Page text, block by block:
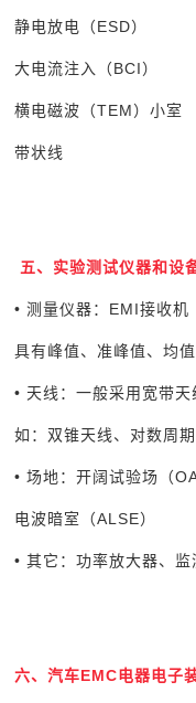
静电放电（ESD）
大电流注入（BCI）
横电磁波（TEM）小室
带状线
五、实验测试仪器和设
• 测量仪器：EMI接收机
具有峰值、准峰值、均
• 天线：一般采用宽带天
如：双锥天线、对数周
• 场地：开阔试验场（
电波暗室（ALSE）
• 其它：功率放大器、监
六、汽车EMC电器电子